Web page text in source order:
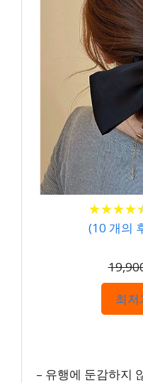
★★★★
★★★★
(10 개의
최저
– 유행에 둔감하지